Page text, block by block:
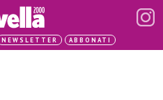
NEWSLETTER ABBONATI